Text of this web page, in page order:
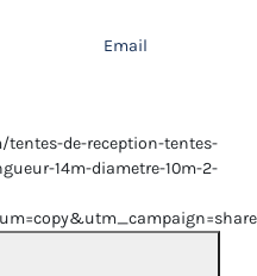
Email
de-reception-tentes-
14m-diametre-10m-2-